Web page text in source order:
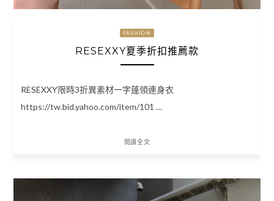
FASHION
RESEXXY夏季折扣推薦款
RESEXXY限時3折異素材一字蓬領連身衣
https://tw.bid.yahoo.com/item/101 …
閱讀全文